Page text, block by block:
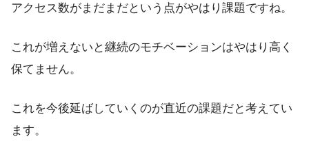
アクセス数がまだまだという点がやはり課題ですね。
これが増えないと継続のモチベーションはやはり高く
保てません。
これを今後延ばしていくのが直近の課題だと考えてい
ます。